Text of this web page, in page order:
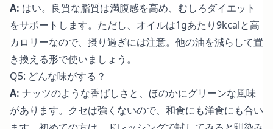
A: はい。良質な脂質は満腹感を高め、むしろダイエット
をサポートします。ただし、オイルは1gあたり9kcalと高
カロリーなので、摂り過ぎには注意。他の油を減らして置
き換える形で使いましょう。
Q5: どんな味がする？
A: ナッツのような香ばしさと、ほのかにグリーンな風味
があります。クセは強くないので、和食にも洋食にも合い